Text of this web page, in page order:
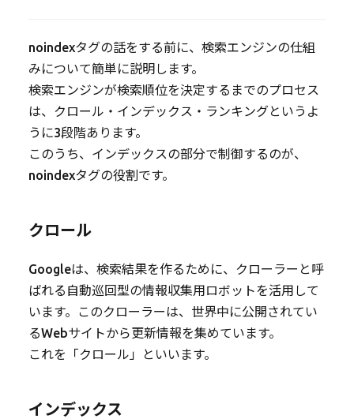
noindexタグの話をする前に、検索エンジンの仕組
みについて簡単に説明します。
検索エンジンが検索順位を決定するまでのプロセス
は、クロール・インデックス・ランキングというよ
うに3段階あります。
このうち、インデックスの部分で制御するのが、
noindexタグの役割です。
クロール
Googleは、検索結果を作るために、クローラーと呼
ばれる自動巡回型の情報収集用ロボットを活用して
います。このクローラーは、世界中に公開されてい
るWebサイトから更新情報を集めています。
これを「クロール」といいます。
インデックス